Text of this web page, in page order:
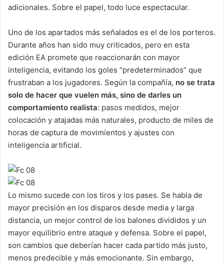
adicionales. Sobre el papel, todo luce espectacular.
Uno de los apartados más señalados es el de los porteros.
Durante años han sido muy criticados, pero en esta
edición EA promete que reaccionarán con mayor
inteligencia, evitando los goles “predeterminados” que
frustraban a los jugadores. Según la compañía, no se trata
solo de hacer que vuelen más, sino de darles un
comportamiento realista: pasos medidos, mejor
colocación y atajadas más naturales, producto de miles de
horas de captura de movimientos y ajustes con
inteligencia artificial.
Lo mismo sucede con los tiros y los pases. Se habla de
mayor precisión en los disparos desde media y larga
distancia, un mejor control de los balones divididos y un
mayor equilibrio entre ataque y defensa. Sobre el papel,
son cambios que deberían hacer cada partido más justo,
menos predecible y más emocionante. Sin embargo,